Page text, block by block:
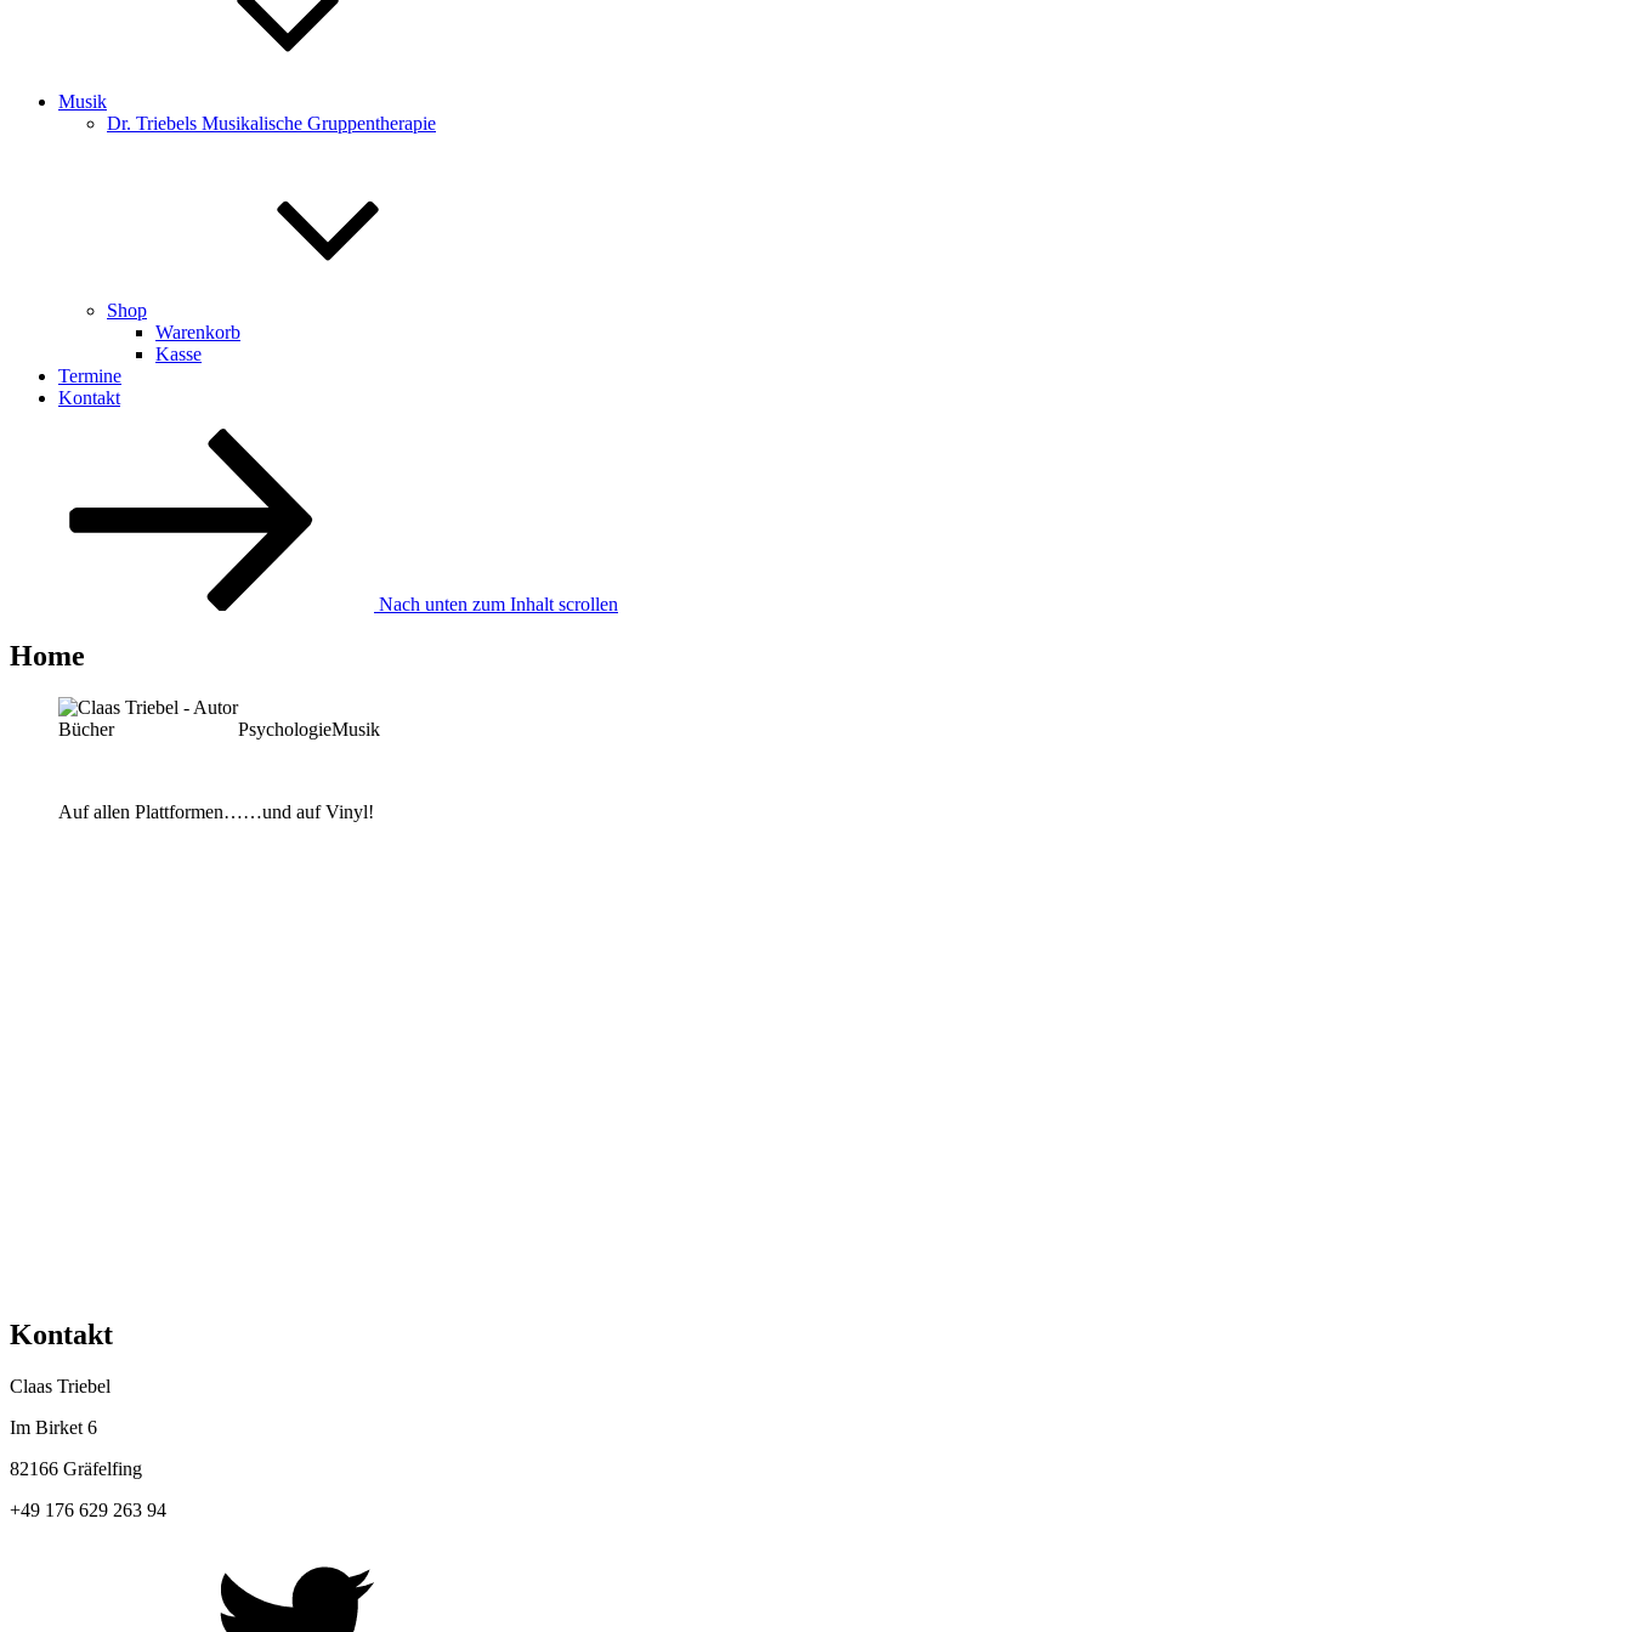
Musik
Dr. Triebels Musikalische Gruppentherapie
Shop
Warenkorb
Kasse
Termine
Kontakt
Nach unten zum Inhalt scrollen
Home
Bücher PsychologieMusik
Auf allen Plattformen……und auf Vinyl!
Kontakt
Claas Triebel
Im Birket 6
82166 Gräfelfing
+49 176 629 263 94